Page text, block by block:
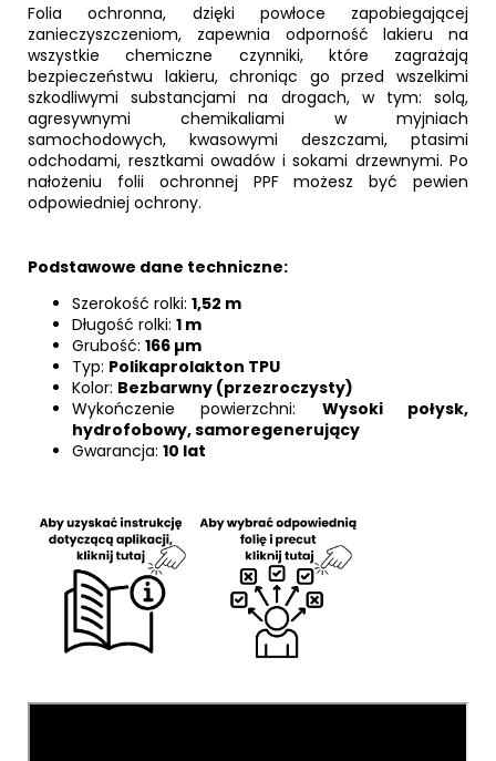
Folia ochronna, dzięki powłoce zapobiegającej
zanieczyszczeniom, zapewnia odporność lakieru na
wszystkie chemiczne czynniki, które zagrażają
bezpieczeństwu lakieru, chroniąc go przed wszelkimi
szkodliwymi substancjami na drogach, w tym: solą,
agresywnymi chemikaliami w myjniach
samochodowych, kwasowymi deszczami, ptasimi
odchodami, resztkami owadów i sokami drzewnymi. Po
nałożeniu folii ochronnej PPF możesz być pewien
odpowiedniej ochrony.
Podstawowe dane techniczne:
Szerokość rolki: 1,52 m
Długość rolki: 1 m
Grubość: 166 µm
Typ: Polikaprolakton TPU
Kolor: Bezbarwny (przezroczysty)
Wykończenie powierzchni: Wysoki połysk,
hydrofobowy, samoregenerujący
Gwarancja: 10 lat